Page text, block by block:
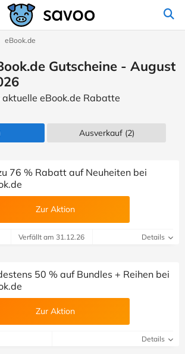
eBook.de
Gutscheine - August
aktuelle eBook.de Rabatte
Ausverkauf(2)
76 % Rabatt auf Neuheiten bei
Zur Aktion
Verfällt am 31.12.26 Details
50 % auf Bundles + Reihen bei
Zur Aktion
Details